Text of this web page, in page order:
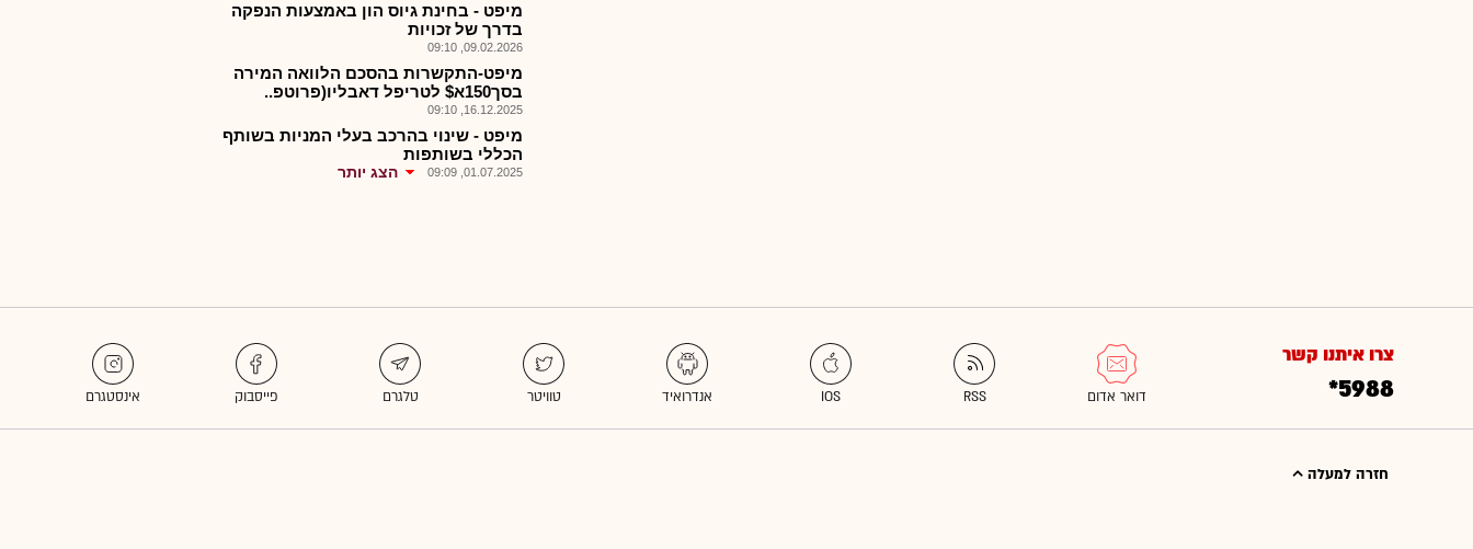
מיפט - בחינת גיוס הון באמצעות הנפקה
בדרך של זכויות
09.02.2026, 09:10
מיפט-התקשרות בהסכם הלוואה המירה
בסך150א$ לטריפל דאבליו(פרוטפ..
16.12.2025, 09:10
מיפט - שינוי בהרכב בעלי המניות בשותף
הכללי בשותפות
01.07.2025, 09:09 הצג יותר
צרו איתנו קשר
*5988
חזרה למעלה